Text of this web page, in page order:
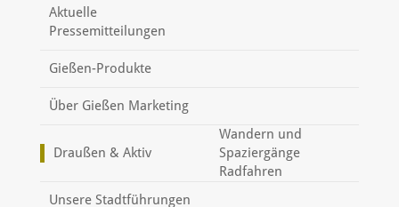
Aktuelle
Pressemitteilungen
Gießen-Produkte
Über Gießen Marketing
Draußen & Aktiv
Wandern und
Spaziergänge
Radfahren
Unsere Stadtführungen